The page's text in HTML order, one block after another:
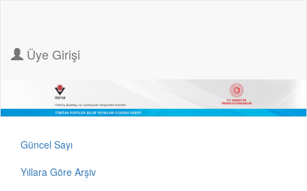
Üye Girişi
Güncel Sayı
Yıllara Göre Arşiv